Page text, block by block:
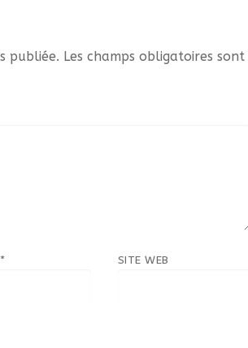
publiée. Les champs obligatoires sont
* SITE WEB